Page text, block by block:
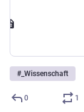
# _Wissenschaft
0 1